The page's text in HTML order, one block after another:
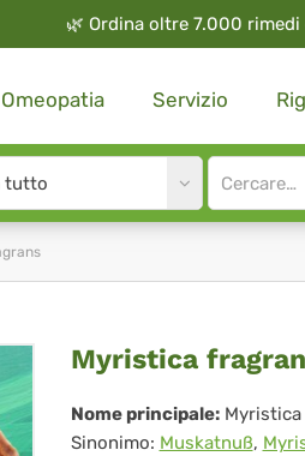
🌿 Ordina oltre 7.000
Omeopatia Servizio
Site
search
Myristica
fragrans
Myristica
Nome principale:
Sinonimo: Muskatnuß,